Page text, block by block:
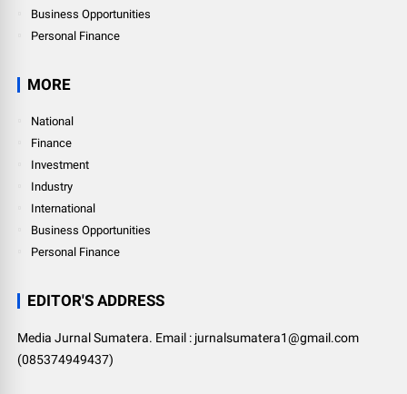
Business Opportunities
Personal Finance
MORE
National
Finance
Investment
Industry
International
Business Opportunities
Personal Finance
EDITOR'S ADDRESS
Media Jurnal Sumatera. Email : jurnalsumatera1@gmail.com
(085374949437)